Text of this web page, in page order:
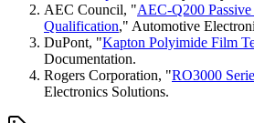
AEC Council, "AEC-Q200
Qualification," Automotive
DuPont, "Kapton Polyimide Film
Documentation.
Rogers Corporation, "RO3000
Electronics Solutions.